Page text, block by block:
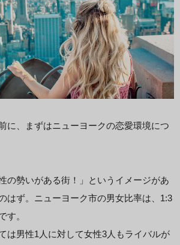
に、まずはニューヨークの恋愛環境につ
の勢いがある街！」というイメージがあ
はず。ニューヨーク市の男女比率は、1:3
す。
は男性1人に対して女性3人もライバルが